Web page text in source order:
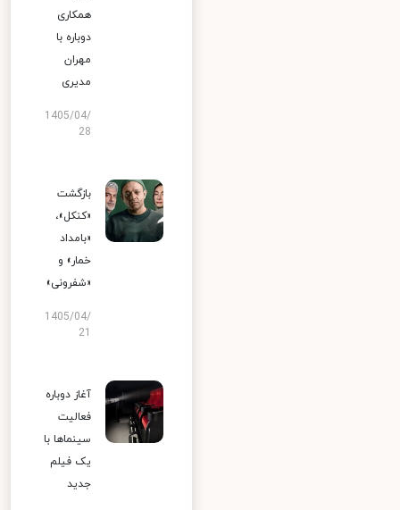
همکاری
دوباره با
مهران
مدیری
1405/04/
28
بازگشت
«کنکل»،
«بامداد
خمار» و
«شفرونی»
1405/04/
آغاز دوباره
فعالیت
سینماها با
یک فیلم
جدید